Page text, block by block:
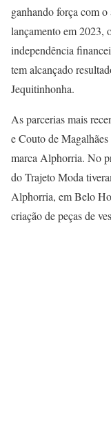
ganhando força com
lançamento em 2023,
independência
tem alcançado
Jequitinhonha.
As parcerias mais
e Couto de
marca Alphorria. No
do Trajeto Moda
Alphorria, em Belo
criação de peças de